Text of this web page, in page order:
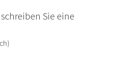
Sie eine